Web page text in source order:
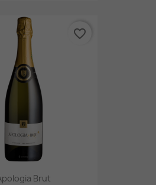
Brut
favorite_border